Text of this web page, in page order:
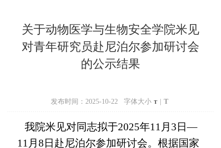
关于动物医学与生物安全学院米见
对青年研究员赴尼泊尔参加研讨会
的公示结果
发布时间：2025-10-22 字体大小 T T
我院米见对同志拟于2025年11月3日—
11月8日赴尼泊尔参加研讨会。根据国家